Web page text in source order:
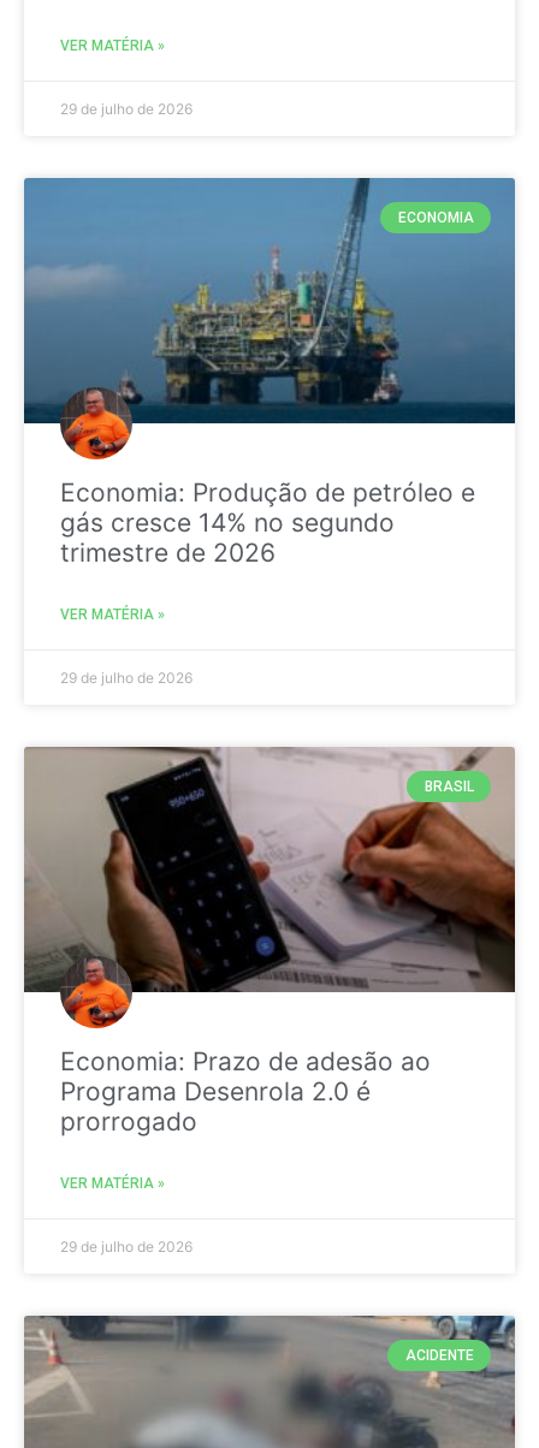
VER MATÉRIA »
29 de julho de 2026
ECONOMIA
Economia: Produção de petróleo e
gás cresce 14% no segundo
trimestre de 2026
VER MATÉRIA »
29 de julho de 2026
BRASIL
Economia: Prazo de adesão ao
Programa Desenrola 2.0 é
prorrogado
VER MATÉRIA »
29 de julho de 2026
ACIDENTE